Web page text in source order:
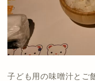
子ども用の味噌汁とご